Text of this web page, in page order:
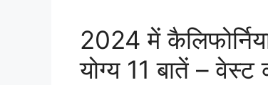
2024 में
योग्य 11 बातें –